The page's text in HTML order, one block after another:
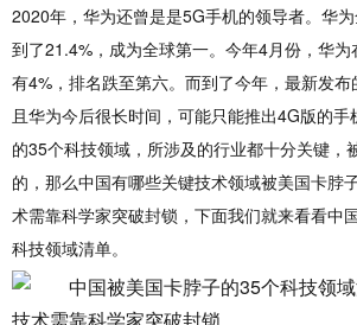
2020年，华为还曾是是5G手机的领导者。 华
到了21.4%，成为全球第一。今年4月份，华为
有4%，排名跌至第六。 而到了今年，最新发
且华为今后很长时间，可能只能推出4G版的手
的35个科技领域，所涉及的行业都十分关键，
的，那么中国有哪些关键技术领域被美国卡脖
术需靠科学家突破封锁，下面我们就来看看中
科技领域清单。